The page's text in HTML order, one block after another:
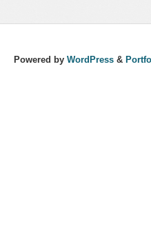
Powered by WordPress &